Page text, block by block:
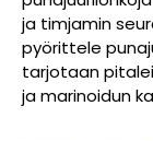
ja timjamin
pyörittele
tarjotaan
ja marinoidun